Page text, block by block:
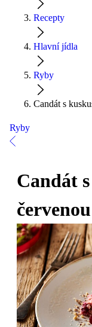
Recepty
Hlavní jídla
Ryby
Candát s
Ryby
Candát